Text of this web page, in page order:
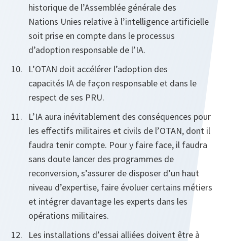
historique de l’Assemblée générale des
Nations Unies relative à l’intelligence artificielle
soit prise en compte dans le processus
d’adoption responsable de l’IA.
L’OTAN doit accélérer l’adoption des
capacités IA de façon responsable et dans le
respect de ses PRU.
L’IA aura inévitablement des conséquences pour
les effectifs militaires et civils de l’OTAN, dont il
faudra tenir compte. Pour y faire face, il faudra
sans doute lancer des programmes de
reconversion, s’assurer de disposer d’un haut
niveau d’expertise, faire évoluer certains métiers
et intégrer davantage les experts dans les
opérations militaires.
Les installations d’essai alliées doivent être à